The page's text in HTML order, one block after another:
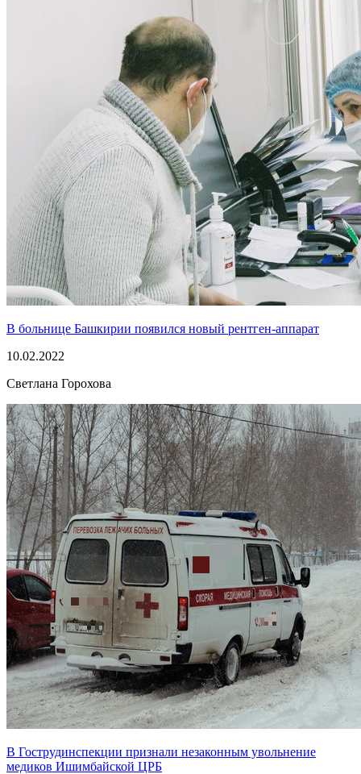
В больнице Башкирии появился новый рентген-аппарат
10.02.2022
Светлана Горохова
В Гострудинспекции признали незаконным увольнение
медиков Ишимбайской ЦРБ